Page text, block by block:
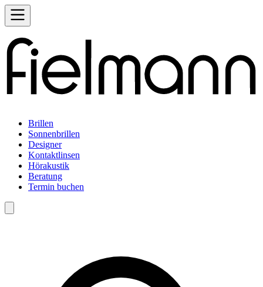
Brillen
Sonnenbrillen
Designer
Kontaktlinsen
Hörakustik
Beratung
Termin buchen